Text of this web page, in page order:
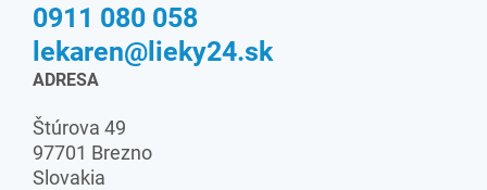
0911 080 058
lekaren@lieky24.sk
ADRESA
Štúrova 49
97701 Brezno
Slovakia